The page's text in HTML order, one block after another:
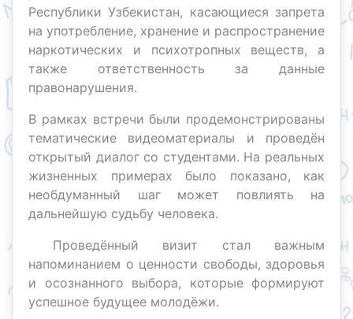
Республики Узбекистан, касающиеся запрета
на употребление, хранение и распространение
наркотических и психотропных веществ, а
также ответственность за данные
правонарушения.
В рамках встречи были продемонстрированы
тематические видеоматериалы и проведён
открытый диалог со студентами. На реальных
жизненных примерах было показано, как
необдуманный шаг может повлиять на
дальнейшую судьбу человека.
Проведённый визит стал важным
напоминанием о ценности свободы, здоровья
и осознанного выбора, которые формируют
успешное будущее молодёжи.